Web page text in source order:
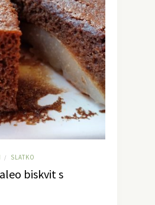
/ SLATKO
biskvit s